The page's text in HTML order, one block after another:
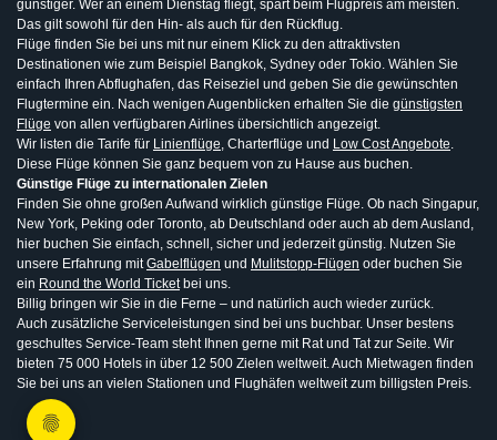
günstiger. Wer an einem Dienstag fliegt, spart beim Flugpreis am meisten.
Das gilt sowohl für den Hin- als auch für den Rückflug.
Flüge finden Sie bei uns mit nur einem Klick zu den attraktivsten
Destinationen wie zum Beispiel Bangkok, Sydney oder Tokio. Wählen Sie
einfach Ihren Abflughafen, das Reiseziel und geben Sie die gewünschten
Flugtermine ein. Nach wenigen Augenblicken erhalten Sie die günstigsten
Flüge von allen verfügbaren Airlines übersichtlich angezeigt.
Wir listen die Tarife für Linienflüge, Charterflüge und Low Cost Angebote.
Diese Flüge können Sie ganz bequem von zu Hause aus buchen.
Günstige Flüge zu internationalen Zielen
Finden Sie ohne großen Aufwand wirklich günstige Flüge. Ob nach Singapur,
New York, Peking oder Toronto, ab Deutschland oder auch ab dem Ausland,
hier buchen Sie einfach, schnell, sicher und jederzeit günstig. Nutzen Sie
unsere Erfahrung mitGabelflügen und Mulitstopp-Flügen oder buchen Sie
ein Round the World Ticketbei uns.
Billig bringen wir Sie in die Ferne – und natürlich auch wieder zurück.
Auch zusätzliche Serviceleistungen sind bei uns buchbar. Unser bestens
geschultes Service-Team steht Ihnen gerne mit Rat und Tat zur Seite. Wir
bieten 75 000 Hotels in über 12 500 Zielen weltweit. Auch Mietwagen finden
Sie bei uns an vielen Stationen und Flughäfen weltweit zum billigsten Preis.